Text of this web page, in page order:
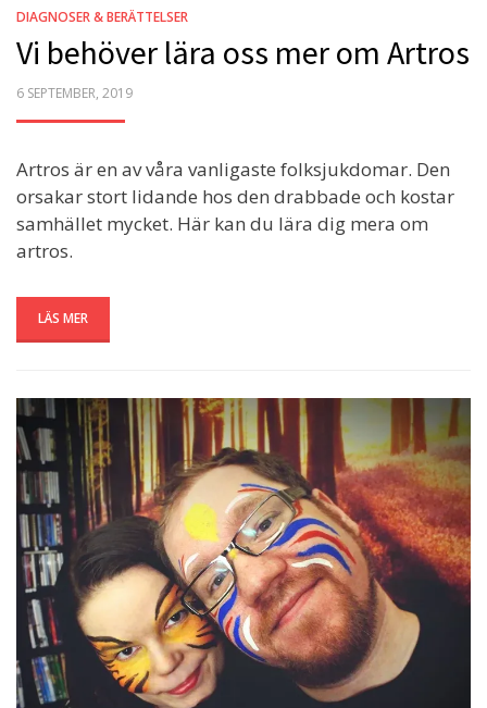
DIAGNOSER & BERÄTTELSER
Vi behöver lära oss mer om Artros
POSTED
6 SEPTEMBER, 2019
Artros är en av våra vanligaste folksjukdomar. Den
orsakar stort lidande hos den drabbade och kostar
samhället mycket. Här kan du lära dig mera om
artros.
LÄS MER